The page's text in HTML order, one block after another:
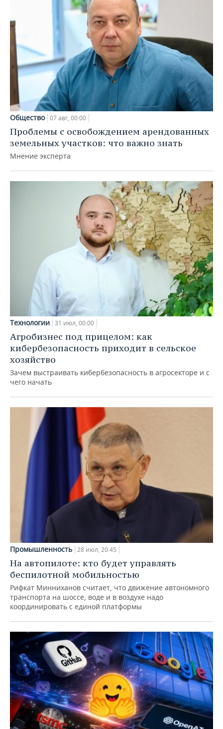
Общество 07 авг, 00:00
Проблемы с освобождением арендованных
земельных участков: что важно знать
Мнение эксперта
Технологии 31 июл, 00:00
Агробизнес под прицелом: как
кибербезопасность приходит в сельское
хозяйство
Зачем выстраивать кибербезопасность в агросекторе и с
чего начать
Промышленность 28 июл, 20:45
На автопилоте: кто будет управлять
беспилотной мобильностью
Рифкат Минниханов считает, что движение автономного
транспорта на шоссе, воде и в воздухе надо
координировать с единой платформы